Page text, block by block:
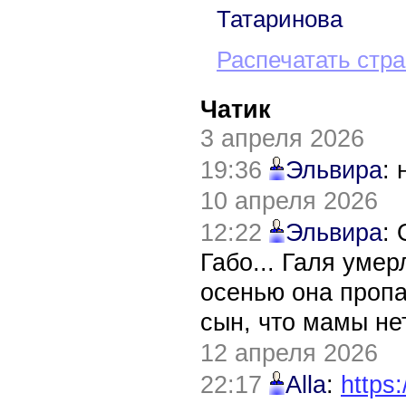
Татаринова
Распечатать
Чатик
3 апреля 2026
19:36
Эльвира:
10 апреля 2026
12:22
Эльвира:
Габо... Галя
осенью она
сын, что мамы
12 апреля 2026
22:17
Alla: